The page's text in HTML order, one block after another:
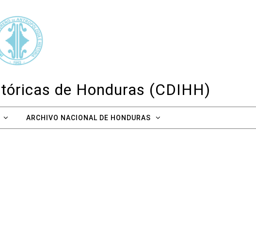
de Honduras (CDIHH)
ARCHIVO NACIONAL DE HONDURAS